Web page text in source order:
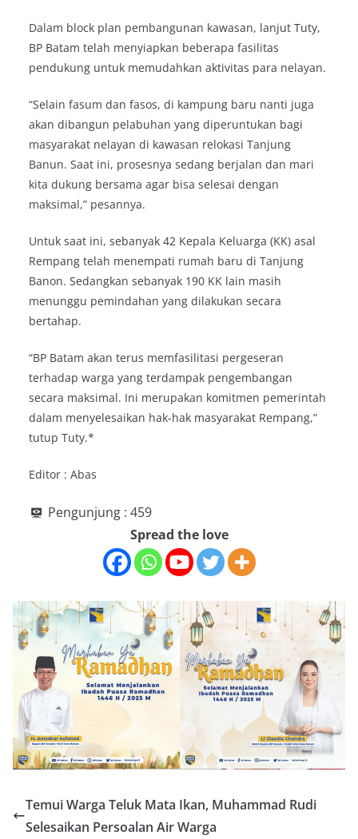
Dalam block plan pembangunan kawasan, lanjut Tuty,
BP Batam telah menyiapkan beberapa fasilitas
pendukung untuk memudahkan aktivitas para nelayan.
“Selain fasum dan fasos, di kampung baru nanti juga
akan dibangun pelabuhan yang diperuntukan bagi
masyarakat nelayan di kawasan relokasi Tanjung
Banun. Saat ini, prosesnya sedang berjalan dan mari
kita dukung bersama agar bisa selesai dengan
maksimal,” pesannya.
Untuk saat ini, sebanyak 42 Kepala Keluarga (KK) asal
Rempang telah menempati rumah baru di Tanjung
Banon. Sedangkan sebanyak 190 KK lain masih
menunggu pemindahan yang dilakukan secara
bertahap.
“BP Batam akan terus memfasilitasi pergeseran
terhadap warga yang terdampak pengembangan
secara maksimal. Ini merupakan komitmen pemerintah
dalam menyelesaikan hak-hak masyarakat Rempang,”
tutup Tuty.*
Editor : Abas
Pengunjung : 459
Spread the love
Temui Warga Teluk Mata Ikan, Muhammad Rudi
Selesaikan Persoalan Air Warga